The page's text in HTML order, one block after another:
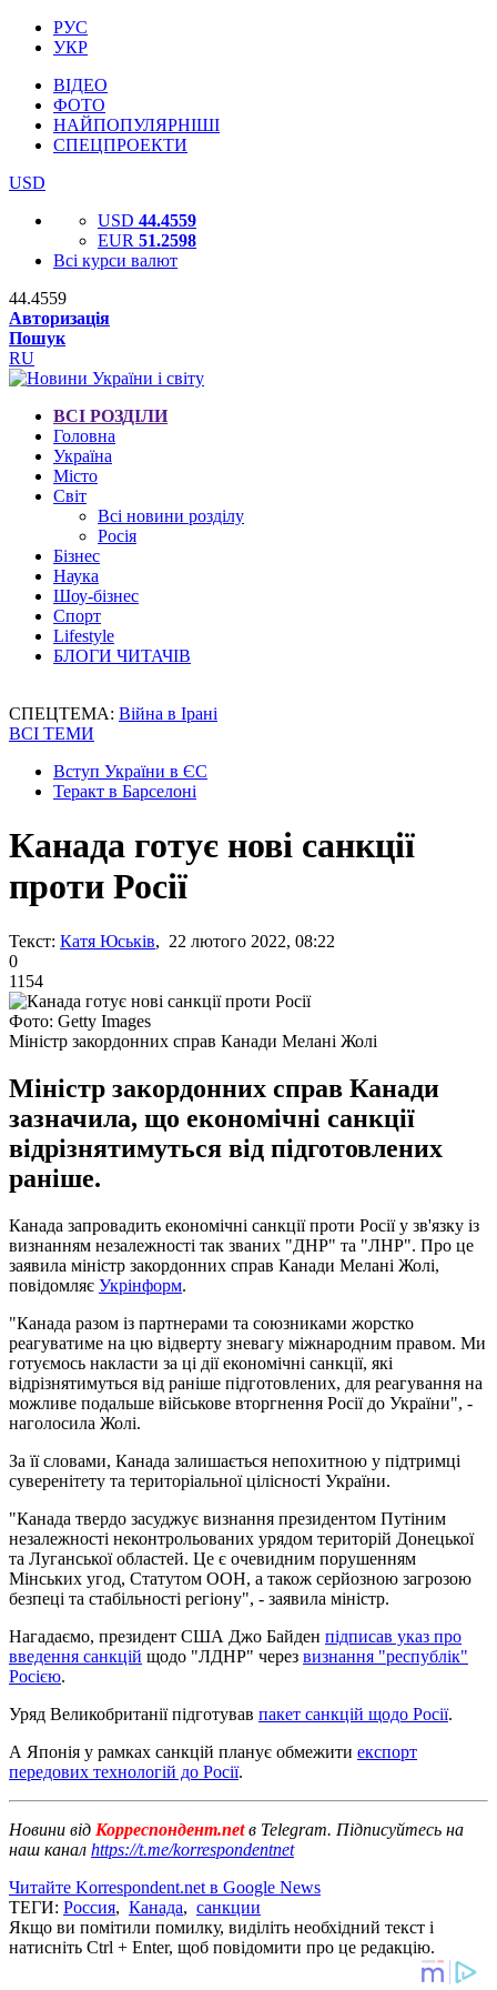
РУС
УКР
ВІДЕО
ФОТО
НАЙПОПУЛЯРНІШІ
СПЕЦПРОЕКТИ
USD
USD 44.4559
EUR 51.2598
Всі курси валют
44.4559
Авторизація
Пошук
RU
ВСІ РОЗДІЛИ
Головна
Україна
Місто
Світ
Всі новини розділу
Росія
Бізнес
Наука
Шоу-бізнес
Спорт
Lifestyle
БЛОГИ ЧИТАЧІВ
СПЕЦТЕМА: Війна в Ірані
ВСІ ТЕМИ
Вступ України в ЄС
Теракт в Барселоні
Канада готує нові санкції
проти Росії
Текст: Катя Юськів, 22 лютого 2022, 08:22
0
1154
Фото: Getty Images
Міністр закордонних справ Канади Мелані Жолі
Міністр закордонних справ Канади
зазначила, що економічні санкції
відрізнятимуться від підготовлених
раніше.
Канада запровадить економічні санкції проти Росії у зв'язку із
визнанням незалежності так званих "ДНР" та "ЛНР". Про це
заявила міністр закордонних справ Канади Мелані Жолі,
повідомляє Укрінформ.
"Канада разом із партнерами та союзниками жорстко
реагуватиме на цю відверту зневагу міжнародним правом. Ми
готуємось накласти за ці дії економічні санкції, які
відрізнятимуться від раніше підготовлених, для реагування на
можливе подальше військове вторгнення Росії до України", -
наголосила Жолі.
За її словами, Канада залишається непохитною у підтримці
суверенітету та територіальної цілісності України.
"Канада твердо засуджує визнання президентом Путіним
незалежності неконтрольованих урядом територій Донецької
та Луганської областей. Це є очевидним порушенням
Мінських угод, Статутом ООН, а також серйозною загрозою
безпеці та стабільності регіону", - заявила міністр.
Нагадаємо, президент США Джо Байден підписав указ про
введення санкцій щодо "ЛДНР" через визнання "республік"
Росією.
Уряд Великобританії підготував пакет санкцій щодо Росії.
А Японія у рамках санкцій планує обмежити експорт
передових технологій до Росії.
Новини від Корреспондент.netв Telegram. Підписуйтесь на
наш канал https://t.me/korrespondentnet
Читайте Korrespondent.net в Google News
ТЕГИ: Россия, Канада, санкции
Якщо ви помітили помилку, виділіть необхідний текст і
натисніть Ctrl + Enter, щоб повідомити про це редакцію.